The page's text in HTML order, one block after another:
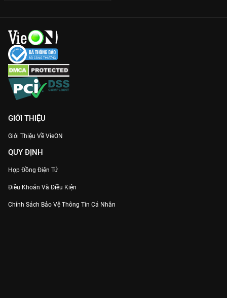
GIỚI THIỆU
Giới Thiệu Về VieON
QUY ĐỊNH
Hợp Đồng Điện Tử
Điều Khoản Và Điều Kiện
Chính Sách Bảo Vệ Thông Tin Cá Nhân